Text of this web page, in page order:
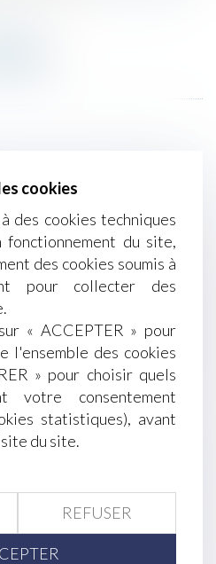
du notaire lié aux actes
de chaleur : les obligations
une mesure pour
d'électricité
délai anormal d’exécution
pour les héritiers
supplémentaires et besoins
qui décide
: précisions utiles sur le
mineur par ascendant au
et international privé
d’un contrat de travail :
cookies
des cookies techniques
du site,
des cookies soumis à
pour collecter des
« ACCEPTER » pour
l'ensemble des cookies
» pour choisir quels
votre consentement
statistiques), avant
du site.
REFUSER